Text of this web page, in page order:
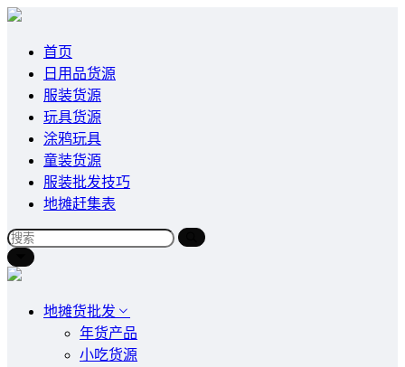
首页
日用品货源
服装货源
玩具货源
涂鸦玩具
童装货源
服装批发技巧
地摊赶集表
地摊货批发
年货产品
小吃货源